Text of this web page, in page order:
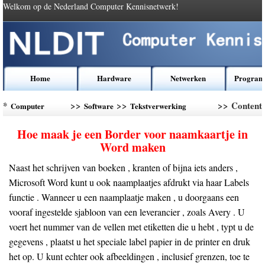
Welkom op de Nederland Computer Kennisnetwerk!
Home Hardware Netwerken
* Computer
>> Software>> Tekstverwerking
>> Content
Hoe maak je een Border voor naamkaartje in
Word maken
Naast het schrijven van boeken , kranten of bijna iets anders ,
Microsoft Word kunt u ook naamplaatjes afdrukt via haar Labels
functie . Wanneer u een naamplaatje maken , u doorgaans een
vooraf ingestelde sjabloon van een leverancier , zoals Avery . U
voert het nummer van de vellen met etiketten die u hebt , typt u de
gegevens , plaatst u het speciale label papier in de printer en druk
het op. U kunt echter ook afbeeldingen , inclusief grenzen, toe te